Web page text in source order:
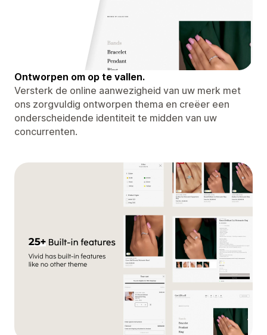
Ontworpen om op te vallen.
Versterk de online aanwezigheid van uw merk met
ons zorgvuldig ontworpen thema en creëer een
onderscheidende identiteit te midden van uw
concurrenten.